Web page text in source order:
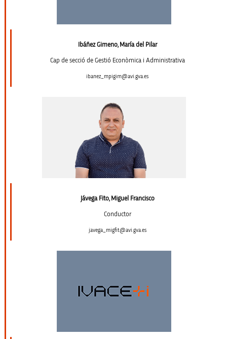
Ibáñez Gimeno, María del Pilar
Cap de secció de Gestió Econòmica i Administrativa
ibanez_mpigim@avi.gva.es
Jávega Fito, Miguel Francisco
Conductor
javega_migfit@avi.gva.es